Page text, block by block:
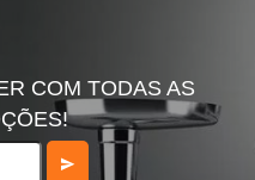
COM TODAS AS